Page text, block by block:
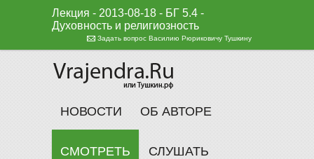
Лекция - 2013-08-18 - БГ 5.4 -
Духовность и религиозность
Задать вопрос Василию Рюриковичу Тушкину
НОВОСТИ ОБ АВТОРЕ
СМОТРЕТЬ СЛУШАТЬ